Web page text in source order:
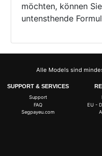
möchten, können
untensthende
Alle Models sind
SUPPORT & SERVICES
Support
FAQ
Segpayeu.com
EU -